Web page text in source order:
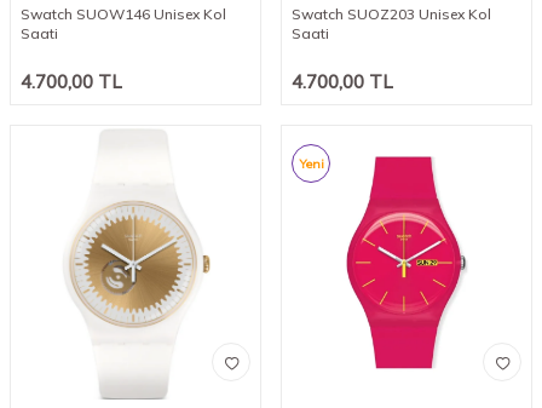
Swatch SUOW146 Unisex Kol
Saati
4.700,00 TL
Swatch SUOZ203 Unisex Kol
Saati
4.700,00 TL
Yeni